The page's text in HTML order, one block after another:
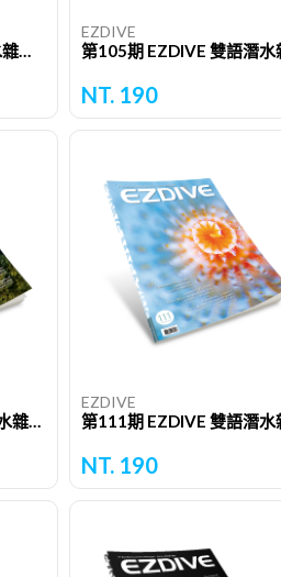
第91期 EZDIVE 雙語潛水雜誌（單期）
EZDIVE
NT. 190
第108期 EZDIVE 雙語潛水雜誌（單期）
EZDIVE
NT. 190